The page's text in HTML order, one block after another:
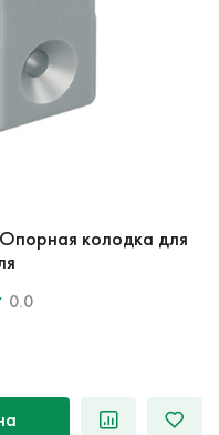
колодка для
0.0